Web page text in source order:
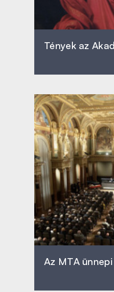
Tények az
Az MTA